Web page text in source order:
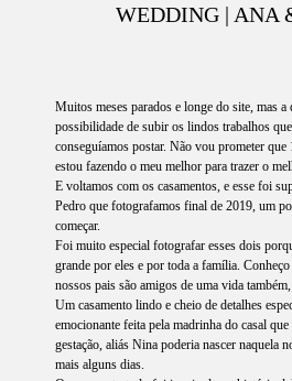
WEDDING | ANA
Muitos meses parados e longe do site, mas a
possibilidade de subir os lindos trabalhos
conseguíamos postar. Não vou prometer que
estou fazendo o meu melhor para trazer o
E voltamos com os casamentos, e esse foi
Pedro que fotografamos final de 2019, um
começar.
Foi muito especial fotografar esses dois
grande por eles e por toda a família.
nossos pais são amigos de uma vida
Um casamento lindo e cheio de detalhes
emocionante feita pela madrinha do casal
gestação, aliás Nina poderia nascer naquela
mais alguns dias.